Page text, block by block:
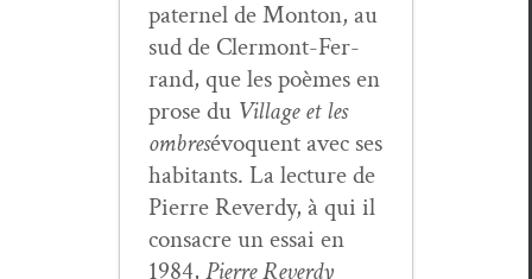
pater­nel de Mon­ton, au
sud de Cler­mont-Fer­
rand, que les poèmes en
prose du Vil­lage et les
ombresévo­quent avec ses
habi­tants. La lec­ture de
Pierre Reverdy, à qui il
con­sacre un essai en
1984, Pierre Reverdy